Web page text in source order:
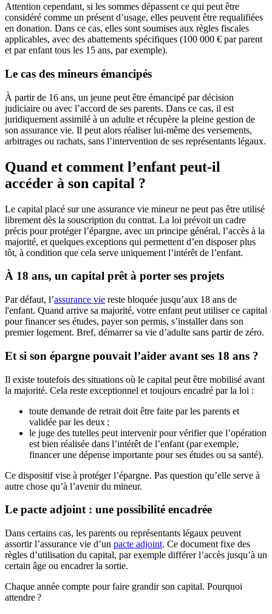
Attention cependant, si les sommes dépassent ce qui peut être
considéré comme un présent d’usage, elles peuvent être requalifiées
en donation. Dans ce cas, elles sont soumises aux règles fiscales
applicables, avec des abattements spécifiques (100 000 € par parent
et par enfant tous les 15 ans, par exemple).
Le cas des mineurs émancipés
À partir de 16 ans, un jeune peut être émancipé par décision
judiciaire ou avec l’accord de ses parents. Dans ce cas, il est
juridiquement assimilé à un adulte et récupère la pleine gestion de
son assurance vie. Il peut alors réaliser lui-même des versements,
arbitrages ou rachats, sans l’intervention de ses représentants légaux.
Quand et comment l’enfant peut-il
accéder à son capital ?
Le capital placé sur une assurance vie mineur ne peut pas être utilisé
librement dès la souscription du contrat. La loi prévoit un cadre
précis pour protéger l’épargne, avec un principe général, l’accès à la
majorité, et quelques exceptions qui permettent d’en disposer plus
tôt, à condition que cela serve uniquement l’intérêt de l’enfant.
À 18 ans, un capital prêt à porter ses projets
Par défaut, l’assurance vie reste bloquée jusqu’aux 18 ans de
l'enfant. Quand arrive sa majorité, votre enfant peut utiliser ce capital
pour financer ses études, payer son permis, s’installer dans son
premier logement. Bref, démarrer sa vie d’adulte sans partir de zéro.
Et si son épargne pouvait l’aider avant ses 18 ans ?
Il existe toutefois des situations où le capital peut être mobilisé avant
la majorité. Cela reste exceptionnel et toujours encadré par la loi :
toute demande de retrait doit être faite par les parents et
validée par les deux ;
le juge des tutelles peut intervenir pour vérifier que l’opération
est bien réalisée dans l’intérêt de l’enfant (par exemple,
financer une dépense importante pour ses études ou sa santé).
Ce dispositif vise à protéger l’épargne. Pas question qu’elle serve à
autre chose qu’à l’avenir du mineur.
Le pacte adjoint : une possibilité encadrée
Dans certains cas, les parents ou représentants légaux peuvent
assortir l’assurance vie d’un pacte adjoint. Ce document fixe des
règles d’utilisation du capital, par exemple différer l’accès jusqu’à un
certain âge ou encadrer la sortie.
Chaque année compte pour faire grandir son capital. Pourquoi
attendre ?